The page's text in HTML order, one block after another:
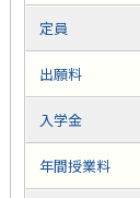
定員
出願料
入学金
年間授業料